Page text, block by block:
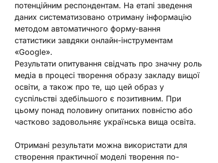
потенційним респондентам. На етапі зведення
даних систематизовано отриману інформацію
методом автоматичного форму-вання
статистики завдяки онлайн-інструментам
«Google».
Результати опитування свідчать про значну роль
медіа в процесі творення образу закладу вищої
освіти, а також про те, що цей образ у
суспільстві здебільшого є позитивним. При
цьому понад половину опитаних повністю або
частково задовольняє українська вища освіта.
Отримані результати можна використати для
створення практичної моделі творення по-